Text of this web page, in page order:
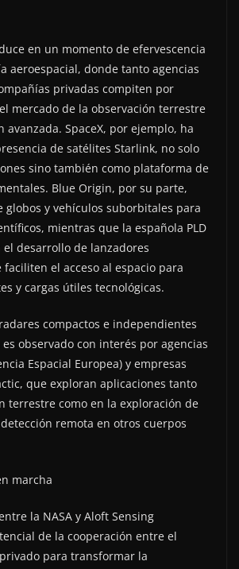
en un momento de efervescencia
aeroespacial, donde tanto agencias
privadas compiten por
mercado de la observación terrestre
avanzada. SpaceX, por ejemplo, ha
de satélites Starlink, no solo
sino también como plataforma de
Blue Origin, por su parte,
globos y vehículos suborbitales para
mientras que la española PLD
el desarrollo de lanzadores
el acceso al espacio para
y cargas útiles tecnológicas.
compactos e independientes
observado con interés por agencias
Espacial Europea) y empresas
que exploran aplicaciones tanto
terrestre como en la exploración de
remota en otros cuerpos
marcha
la NASA y Aloft Sensing
de la cooperación entre el
para transformar la